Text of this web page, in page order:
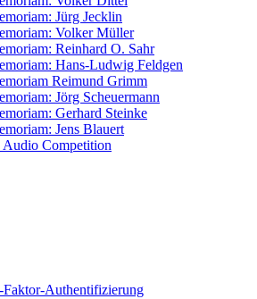
Jürg Jecklin
Volker Müller
Reinhard O. Sahr
Hans-Ludwig Feldgen
Reimund Grimm
Jörg Scheuermann
Gerhard Steinke
Jens Blauert
Audio Competition
Faktor-Authentifizierung